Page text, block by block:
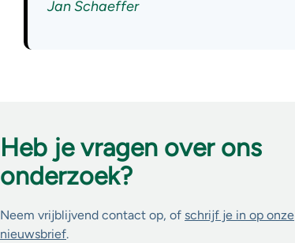
Jan Schaeffer
Heb je vragen over ons
onderzoek?
Neem vrijblijvend contact op, of schrijf je in op onze
nieuwsbrief.